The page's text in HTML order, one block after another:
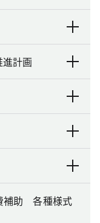
計画
補助 各種様式